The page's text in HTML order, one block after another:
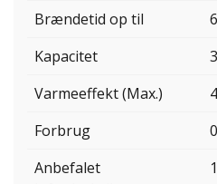
Brændetid op til
Kapacitet
Varmeeffekt (Max.)
Forbrug
Anbefalet
1